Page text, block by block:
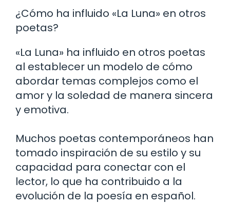
¿Cómo ha influido «La Luna» en otros
poetas?
«La Luna» ha influido en otros poetas
al establecer un modelo de cómo
abordar temas complejos como el
amor y la soledad de manera sincera
y emotiva.
Muchos poetas contemporáneos han
tomado inspiración de su estilo y su
capacidad para conectar con el
lector, lo que ha contribuido a la
evolución de la poesía en español.